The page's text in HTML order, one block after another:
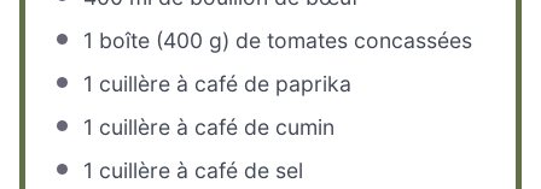
1 boîte (400 g) de tomates concassées
1 cuillère à café de paprika
1 cuillère à café de cumin
1 cuillère à café de sel